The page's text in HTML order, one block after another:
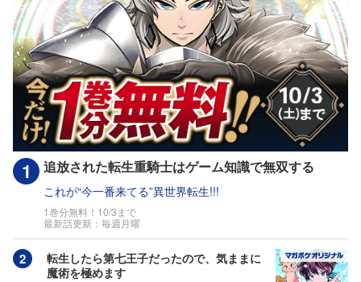
追放された転生重騎士はゲーム知識で無双する
これが“今一番来てる”異世界転生!!!
1巻分無料！10/3まで
最新話更新：毎週月曜
転生したら第七王子だったので、気ままに
魔術を極めます